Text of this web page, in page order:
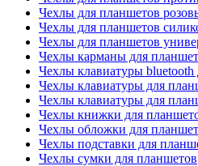
Чехлы для планшетов
Чехлы для планшетов
Чехлы для планшетов
Чехлы карманы для
Чехлы клавиатуры bluetooth
Чехлы клавиатуры для
Чехлы клавиатуры для
Чехлы книжки для
Чехлы обложки для
Чехлы подставки для
Чехлы сумки для планшетов